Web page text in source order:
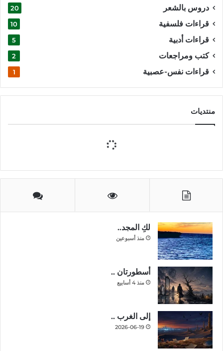
دروس بالشعر 20
قراءات فلسفية 10
قراءات أدبية 5
كتب ومراجعات 2
قراءات نفس-عصبية 1
منتديات
لكِ المجد..
منذ أسبوعين
أسطورتان ..
منذ 4 أسابيع
إلى الغرب ..
2026-06-19